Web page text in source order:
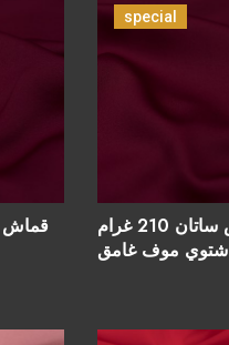
قماش
special
قماش ساتان 210 غرام
شتوي موف غامق